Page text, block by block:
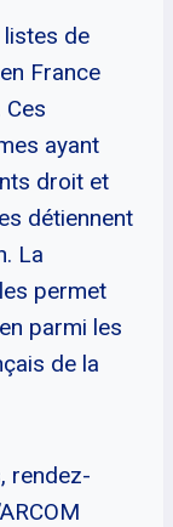
listes de
France
Ces
ayant
droit et
détiennent
La
permet
parmi les
de la
rendez-